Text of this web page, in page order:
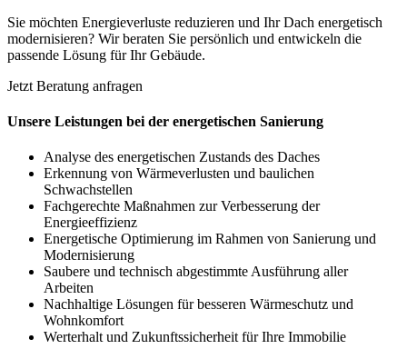
Sie möchten Energieverluste reduzieren und Ihr Dach energetisch
modernisieren? Wir beraten Sie persönlich und entwickeln die
passende Lösung für Ihr Gebäude.
Jetzt Beratung anfragen
Unsere Leistungen bei der energetischen Sanierung
Analyse des energetischen Zustands des Daches
Erkennung von Wärmeverlusten und baulichen
Schwachstellen
Fachgerechte Maßnahmen zur Verbesserung der
Energieeffizienz
Energetische Optimierung im Rahmen von Sanierung und
Modernisierung
Saubere und technisch abgestimmte Ausführung aller
Arbeiten
Nachhaltige Lösungen für besseren Wärmeschutz und
Wohnkomfort
Werterhalt und Zukunftssicherheit für Ihre Immobilie